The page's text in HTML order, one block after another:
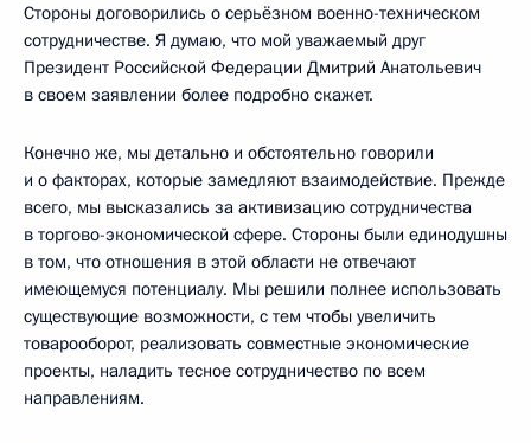
Стороны договорились о серьёзном военно-техническом
сотрудничестве. Я думаю, что мой уважаемый друг
Президент Российской Федерации Дмитрий Анатольевич
в своем заявлении более подробно скажет.
Конечно же, мы детально и обстоятельно говорили
и о факторах, которые замедляют взаимодействие. Прежде
всего, мы высказались за активизацию сотрудничества
в торгово-экономической сфере. Стороны были единодушны
в том, что отношения в этой области не отвечают
имеющемуся потенциалу. Мы решили полнее использовать
существующие возможности, с тем чтобы увеличить
товарооборот, реализовать совместные экономические
проекты, наладить тесное сотрудничество по всем
направлениям.